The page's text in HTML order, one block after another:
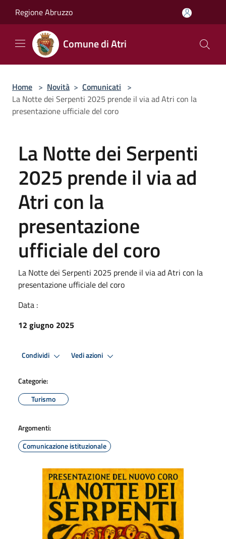
Regione Abruzzo
Comune di Atri
Home > Novità > Comunicati >
La Notte dei Serpenti 2025 prende il via ad Atri con la
presentazione ufficiale del coro
La Notte dei Serpenti
2025 prende il via ad
Atri con la
presentazione
ufficiale del coro
La Notte dei Serpenti 2025 prende il via ad Atri con la
presentazione ufficiale del coro
Data :
12 giugno 2025
Condividi Vedi azioni
Categorie:
Turismo
Argomenti:
Comunicazione istituzionale